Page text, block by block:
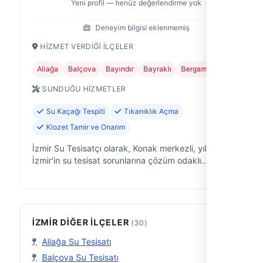
Yeni profil — henüz değerlendirme yok
Deneyim bilgisi eklenmemiş
HIZMET VERDIĞI İLÇELER
Aliağa Balçova Bayındır Bayraklı Bergama
SUNDUĞU HIZMETLER
Su Kaçağı Tespiti
Tıkanıklık Açma
Klozet Tamir ve Onarım
İzmir Su Tesisatçı olarak, Konak merkezli, yıllardır
İzmir'in su tesisat sorunlarına çözüm odaklı
İZMIR DIĞER İLÇELER (30)
Aliağa Su Tesisatı
Balçova Su Tesisatı